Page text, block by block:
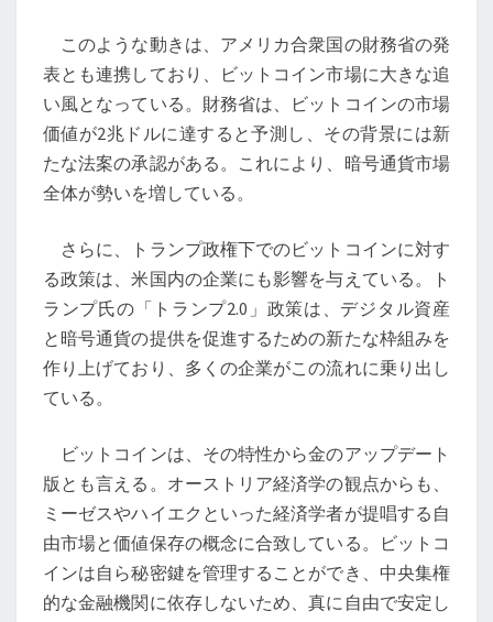
価
値
保
存
の
このような動きは、アメリカ合衆国の財務省の発
表とも連携しており、ビットコイン市場に大きな追
い風となっている。財務省は、ビットコインの市場
価値が2兆ドルに達すると予測し、その背景には新
たな法案の承認がある。これにより、暗号通貨市場
全体が勢いを増している。
さらに、トランプ政権下でのビットコインに対す
る政策は、米国内の企業にも影響を与えている。ト
ランプ氏の「トランプ2.0」政策は、デジタル資産
と暗号通貨の提供を促進するための新たな枠組みを
作り上げており、多くの企業がこの流れに乗り出し
ている。
ビットコインは、その特性から金のアップデート
版とも言える。オーストリア経済学の観点からも、
ミーゼスやハイエクといった経済学者が提唱する自
由市場と価値保存の概念に合致している。ビットコ
インは自ら秘密鍵を管理することができ、中央集権
的な金融機関に依存しないため、真に自由で安定し